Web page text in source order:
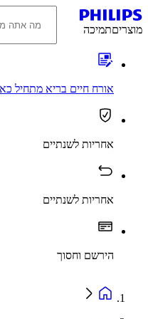
מוצריםתמיכה
אורח חיים בריא מתחיל
אחריות לשנתיים
אחריות לשנתיים
הירשם וחסוך